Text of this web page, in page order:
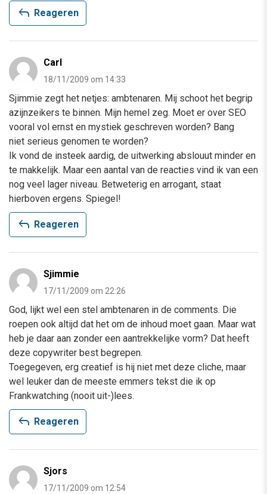
reply Reageren
Carl
18/11/2009 om 14:33
Sjimmie zegt het netjes: ambtenaren. Mij schoot het begrip
azijnzeikers te binnen. Mijn hemel zeg. Moet er over SEO
vooral vol ernst en mystiek geschreven worden? Bang
niet serieus genomen te worden?
Ik vond de insteek aardig, de uitwerking abslouut minder en
te makkelijk. Maar een aantal van de reacties vind ik van een
nog veel lager niveau. Betweterig en arrogant, staat
hierboven ergens. Spiegel!
reply Reageren
Sjimmie
17/11/2009 om 22:26
God, lijkt wel een stel ambtenaren in de comments. Die
roepen ook altijd dat het om de inhoud moet gaan. Maar wat
heb je daar aan zonder een aantrekkelijke vorm? Dat heeft
deze copywriter best begrepen.
Toegegeven, erg creatief is hij niet met deze cliche, maar
wel leuker dan de meeste emmers tekst die ik op
Frankwatching (nooit uit-)lees.
reply Reageren
Sjors
17/11/2009 om 12:54